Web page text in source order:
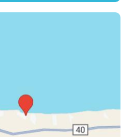
hotelom
• miestne alkoholické a
(08:00 - 19:00)
nápoje za poplatok)